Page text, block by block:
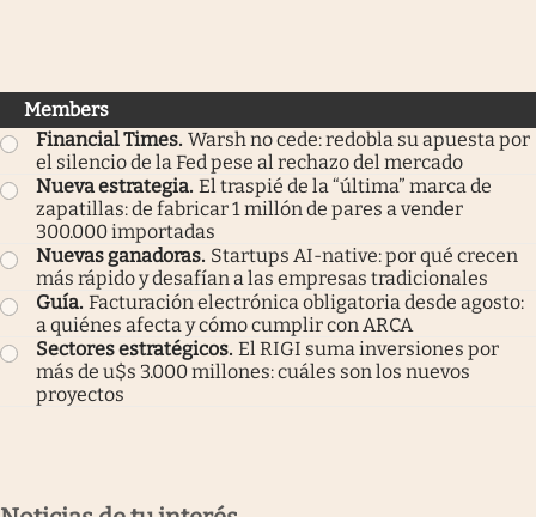
Members
Financial Times. Warsh no cede: redobla su apuesta por
el silencio de la Fed pese al rechazo del mercado
Nueva estrategia. El traspié de la “última” marca de
zapatillas: de fabricar 1 millón de pares a vender
300.000 importadas
Nuevas ganadoras. Startups AI-native: por qué crecen
más rápido y desafían a las empresas tradicionales
Guía. Facturación electrónica obligatoria desde agosto:
a quiénes afecta y cómo cumplir con ARCA
Sectores estratégicos. El RIGI suma inversiones por
más de u$s 3.000 millones: cuáles son los nuevos
proyectos